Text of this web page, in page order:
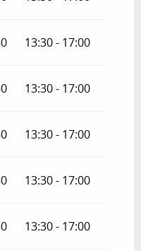
décembre
2027
13:30 - 17:00
13:30 - 17:00
13:30 - 17:00
13:30 - 17:00
13:30 - 17:00